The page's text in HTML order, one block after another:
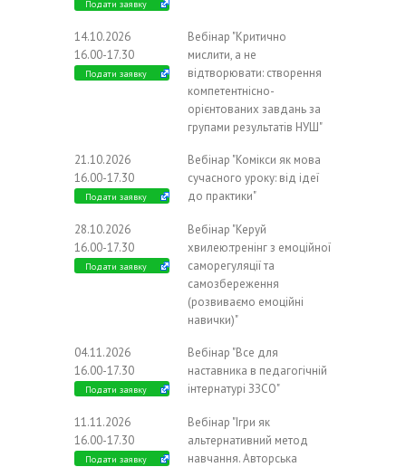
Подати заявку
14.10.2026
16.00-17.30
Подати заявку
Вебінар "Критично
мислити, а не
відтворювати: створення
компетентнісно-
орієнтованих завдань за
групами результатів НУШ"
21.10.2026
16.00-17.30
Подати заявку
Вебінар "Комікси як мова
сучасного уроку: від ідеї
до практики"
28.10.2026
16.00-17.30
Подати заявку
Вебінар "Керуй
хвилею:тренінг з емоційної
саморегуляції та
самозбереження
(розвиваємо емоційні
навички)"
04.11.2026
16.00-17.30
Подати заявку
Вебінар "Все для
наставника в педагогічній
інтернатурі ЗЗСО"
11.11.2026
16.00-17.30
Подати заявку
Вебінар "Ігри як
альтернативний метод
навчання. Авторська